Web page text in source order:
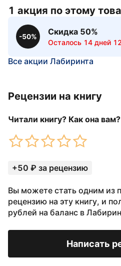
1 акция по этому
-50%
Скидка 50%
Осталось 14 дней
Все акции Лабиринта
Рецензии на книгу
Читали книгу? Как она вам?
+50 ₽ за рецензию
Вы можете стать одним из
рецензию на эту книгу, и
рублей на баланс в
Написать